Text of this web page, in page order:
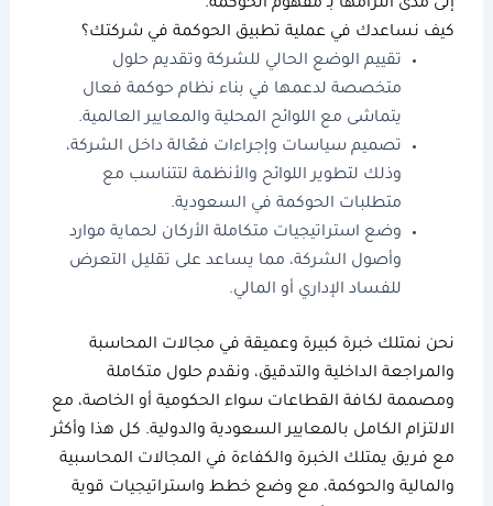
إلى مدى التزامها بـ مفهوم الحوكمة.
كيف نساعدك في عملية تطبيق الحوكمة في شركتك؟
تقييم الوضع الحالي للشركة وتقديم حلول
متخصصة لدعمها في بناء نظام حوكمة فعال
يتماشى مع اللوائح المحلية والمعايير العالمية.
تصميم سياسات وإجراءات فعّالة داخل الشركة،
وذلك لتطوير اللوائح والأنظمة لتتناسب مع
متطلبات الحوكمة في السعودية.
وضع استراتيجيات متكاملة الأركان لحماية موارد
وأصول الشركة، مما يساعد على تقليل التعرض
للفساد الإداري أو المالي.
نحن نمتلك خبرة كبيرة وعميقة في مجالات المحاسبة
والمراجعة الداخلية والتدقيق، ونقدم حلول متكاملة
ومصممة لكافة القطاعات سواء الحكومية أو الخاصة، مع
الالتزام الكامل بالمعايير السعودية والدولية. كل هذا وأكثر
مع فريق يمتلك الخبرة والكفاءة في المجالات المحاسبية
والمالية والحوكمة، مع وضع خطط واستراتيجيات قوية